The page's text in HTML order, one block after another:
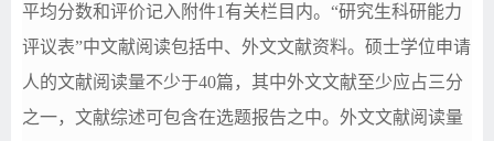
平均分数和评价记入附件1有关栏目内。“研究生科研能力
评议表”中文献阅读包括中、外文文献资料。硕士学位申请
人的文献阅读量不少于40篇，其中外文文献至少应占三分
之一，文献综述可包含在选题报告之中。外文文献阅读量